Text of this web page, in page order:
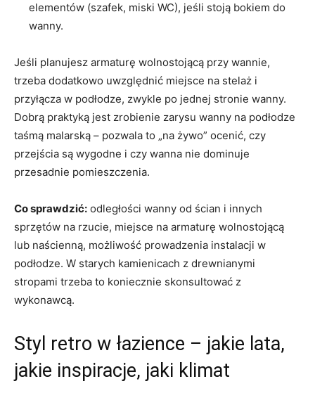
elementów (szafek, miski WC), jeśli stoją bokiem do
wanny.
Jeśli planujesz armaturę wolnostojącą przy wannie,
trzeba dodatkowo uwzględnić miejsce na stelaż i
przyłącza w podłodze, zwykle po jednej stronie wanny.
Dobrą praktyką jest zrobienie zarysu wanny na podłodze
taśmą malarską – pozwala to „na żywo” ocenić, czy
przejścia są wygodne i czy wanna nie dominuje
przesadnie pomieszczenia.
Co sprawdzić: odległości wanny od ścian i innych
sprzętów na rzucie, miejsce na armaturę wolnostojącą
lub naścienną, możliwość prowadzenia instalacji w
podłodze. W starych kamienicach z drewnianymi
stropami trzeba to koniecznie skonsultować z
wykonawcą.
Styl retro w łazience – jakie lata,
jakie inspiracje, jaki klimat